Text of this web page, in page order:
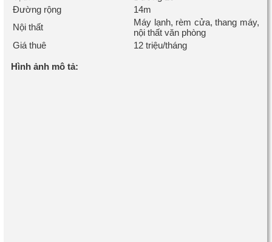
Đường rộng
14m
Nội thất
Máy lạnh, rèm cửa, thang máy,
nội thất văn phòng
Giá thuê
12 triệu/tháng
Hình ảnh mô tả: